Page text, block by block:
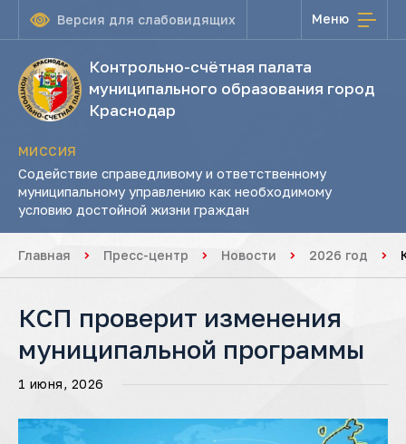
Версия для слабовидящих Меню
Контрольно-счётная палата
муниципального образования город
Краснодар
МИССИЯ
Содействие справедливому и ответственному
муниципальному управлению как необходимому
условию достойной жизни граждан
Главная Пресс-центр Новости 2026 год
КСП проверит изменения
муниципальной программы
1 июня, 2026